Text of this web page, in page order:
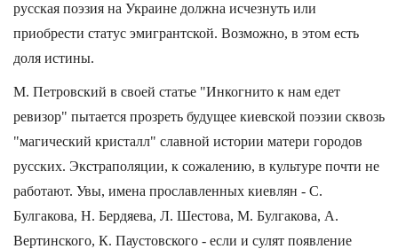
русская поэзия на Украине должна исчезнуть или
приобрести статус эмигрантской. Возможно, в этом есть
доля истины.
М. Петровский в своей статье "Инкогнито к нам едет
ревизор" пытается прозреть будущее киевской поэзии сквозь
"магический кристалл" славной истории матери городов
русских. Экстраполяции, к сожалению, в культуре почти не
работают. Увы, имена прославленных киевлян - С.
Булгакова, Н. Бердяева, Л. Шестова, М. Булгакова, А.
Вертинского, К. Паустовского - если и сулят появление